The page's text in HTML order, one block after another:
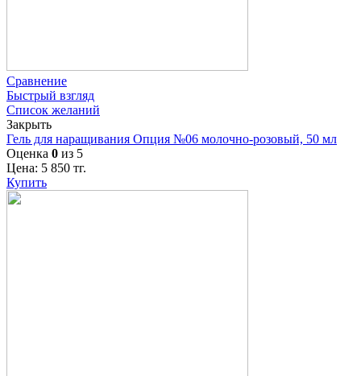
Сравнение
Быстрый взгляд
Список желаний
Закрыть
Гель для наращивания Опция №06 молочно-розовый, 50 мл
Оценка 0 из 5
Цена: 5 850 тг.
Купить